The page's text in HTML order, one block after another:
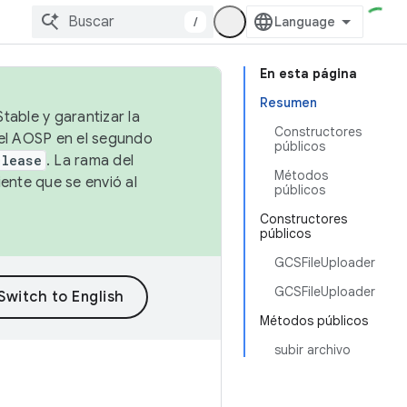
/
En esta página
Resumen
Constructores
públicos
Métodos
públicos
Constructores
públicos
GCSFileUploader
GCSFileUploader
Métodos públicos
subir archivo
y garantizar la
AOSP en el segundo
. La rama del
que se envió al